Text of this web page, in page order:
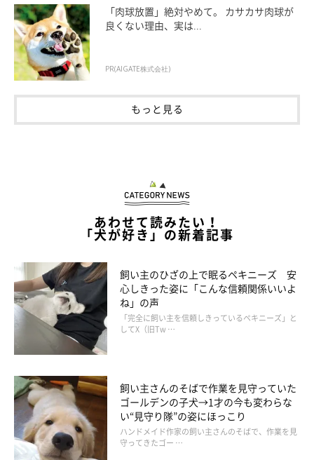
とくに好きな犬相手には道端や公園でも自分からゴロンと寝転が
ってお腹を見せるのだとか。
公園で会う人からは 「世渡り上手」
笑顔がキュートな若様
@pomeranian_waka
散歩中に笑顔で見上げてくれるときや、スキンシップ・おやつ・
おもちゃで遊ぶときなどにしっぽを振ってくれるとき、おもちゃ
で元気いっぱい遊んだ後にくっついて寝てくれるときなど、若様
との暮らしは「癒しがたくさんある」と話す飼い主さん。
「肉球放置」絶対やめて。 カサカサ肉球が
良くない理由、実は...
PR(AIGATE株式会社)
もっと見る
あわせて読みたい！
「犬が好き」の新着記事
飼い主のひざの上で眠るペキニーズ 安
心しきった姿に「こんな信頼関係いいよ
ね」の声
「完全に飼い主を信頼しきっているペキニーズ」と
してX（旧Tw …
飼い主さんのそばで作業を見守っていた
ゴールデンの子犬→1才の今も変わらな
い“見守り隊”の姿にほっこり
ハンドメイド作家の飼い主さんのそばで、作業を見
守ってきたゴー …